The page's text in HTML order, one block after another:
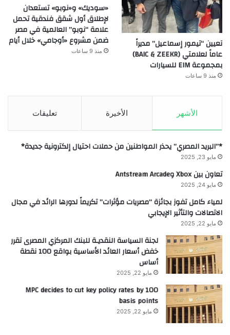
تعيين “تيمور إسماعيل” مديراً
عاماً لعلامتي (BAIC & ZEEKR)
بمجموعة EIM للسيارات
منذ 9 ساعات
«سوديك» و«نوبو» تستعدان
لإطلاق أول شقق فندقية تحمل
علامة “نوبو” العالمية في مصر
ضمن مشروع «أوجامي» خلال أيام
منذ 9 ساعات
الأشهر الأخيرة تعليقات
*”البريد المصري” يحذر المواطنين من حملات احتيال إلكترونية جديدة*
مايو 23, 2025
تعاون بين Xbox وAntstream Arcade
مايو 24, 2025
لمياء كامل تفوز بجائزة “مصريات مؤثرات” تكريماً لدورها الرائد في مجال
الاتصالات والتأثير الإيجابي
مايو 22, 2025
لجنة السياسة النقديـة للبنك المركزي المصرى تقرر
خفض أسعار العائد الأساسية بواقع 100 نقطة
أساس
مايو 22, 2025
MPC decides to cut key policy rates by 100
basis points
مايو 22, 2025